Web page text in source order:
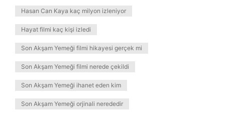
Hasan Can Kaya kaç milyon izleniyor
Hayat filmi kaç kişi izledi
Son Akşam Yemeği filmi hikayesi gerçek mi
Son Akşam Yemeği filmi nerede çekildi
Son Akşam Yemeği ihanet eden kim
Son Akşam Yemeği orjinali nerededir